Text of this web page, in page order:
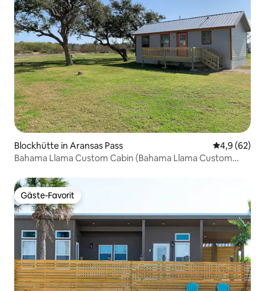
Blockhütte in Aransas Pass
4,9 (62)
Bahama Llama Custom Cabin (Bahama Llama Custom
Gäste-Favorit
Gäste-Favorit